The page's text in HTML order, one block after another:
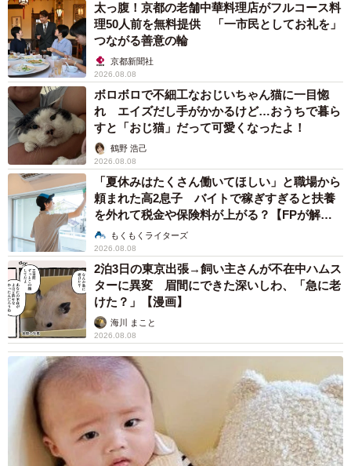
太っ腹！京都の老舗中華料理店がフルコース料
理50人前を無料提供 「一市民としてお礼を」
つながる善意の輪
京都新聞社
2026.08.08
ボロボロで不細工なおじいちゃん猫に一目惚
れ エイズだし手がかかるけど…おうちで暮ら
すと「おじ猫」だって可愛くなったよ！
鶴野 浩己
2026.08.08
「夏休みはたくさん働いてほしい」と職場から
頼まれた高2息子 バイトで稼ぎすぎると扶養
を外れて税金や保険料が上がる？【FPが解
説】もくもくライターズ
2026.08.08
2泊3日の東京出張→飼い主さんが不在中ハムス
ターに異変 眉間にできた深いしわ、「急に老
けた？」【漫画】
海川 まこと
2026.08.08